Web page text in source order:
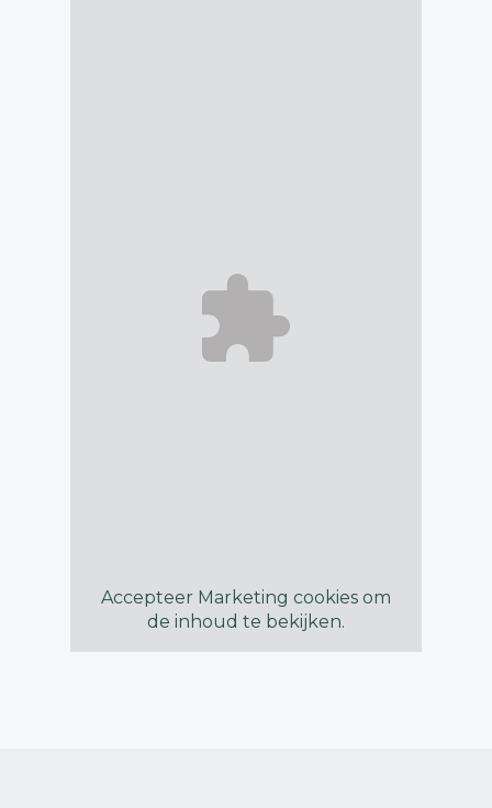
Accepteer Marketing cookies om
de inhoud te bekijken.